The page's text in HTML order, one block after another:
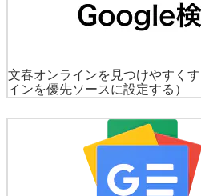
文春オンラインを見つけやすくす
インを優先ソースに設定する）